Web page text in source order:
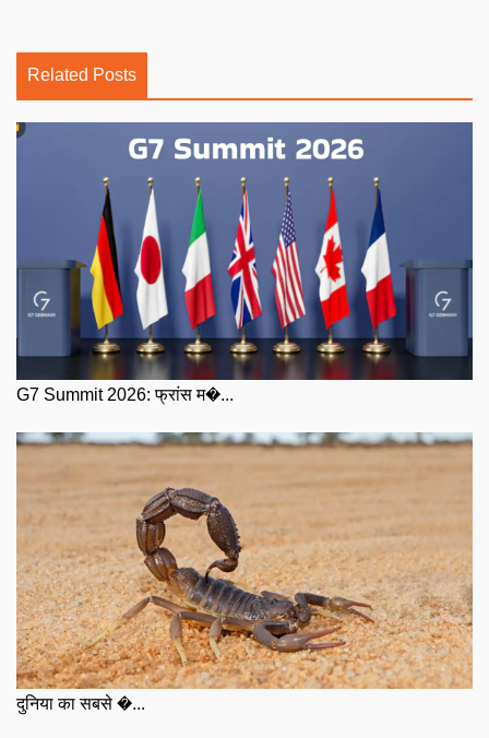
Related Posts
G7 Summit 2026: फ्रांस म�...
दुनिया का सबसे �...